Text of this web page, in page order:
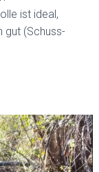
ist ideal,
gut (Schuss-